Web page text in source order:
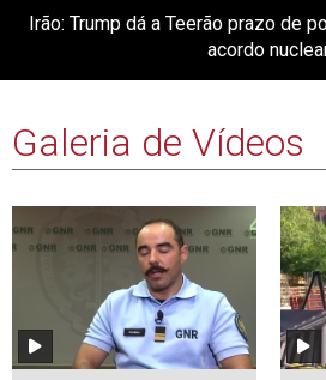
Irão: Trump dá a Teerão prazo de
acordo
Galeria de Vídeos